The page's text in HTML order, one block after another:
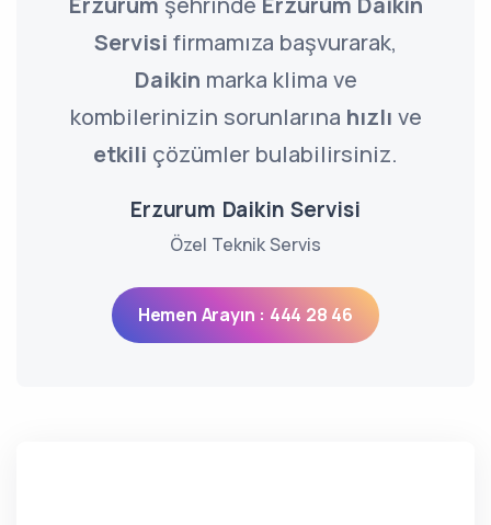
Servisi firmamıza başvurarak,
Daikin marka klima ve
kombilerinizin sorunlarına hızlı ve
etkili çözümler bulabilirsiniz.
Erzurum Daikin Servisi
Özel Teknik Servis
Hemen Arayın : 444 28 46